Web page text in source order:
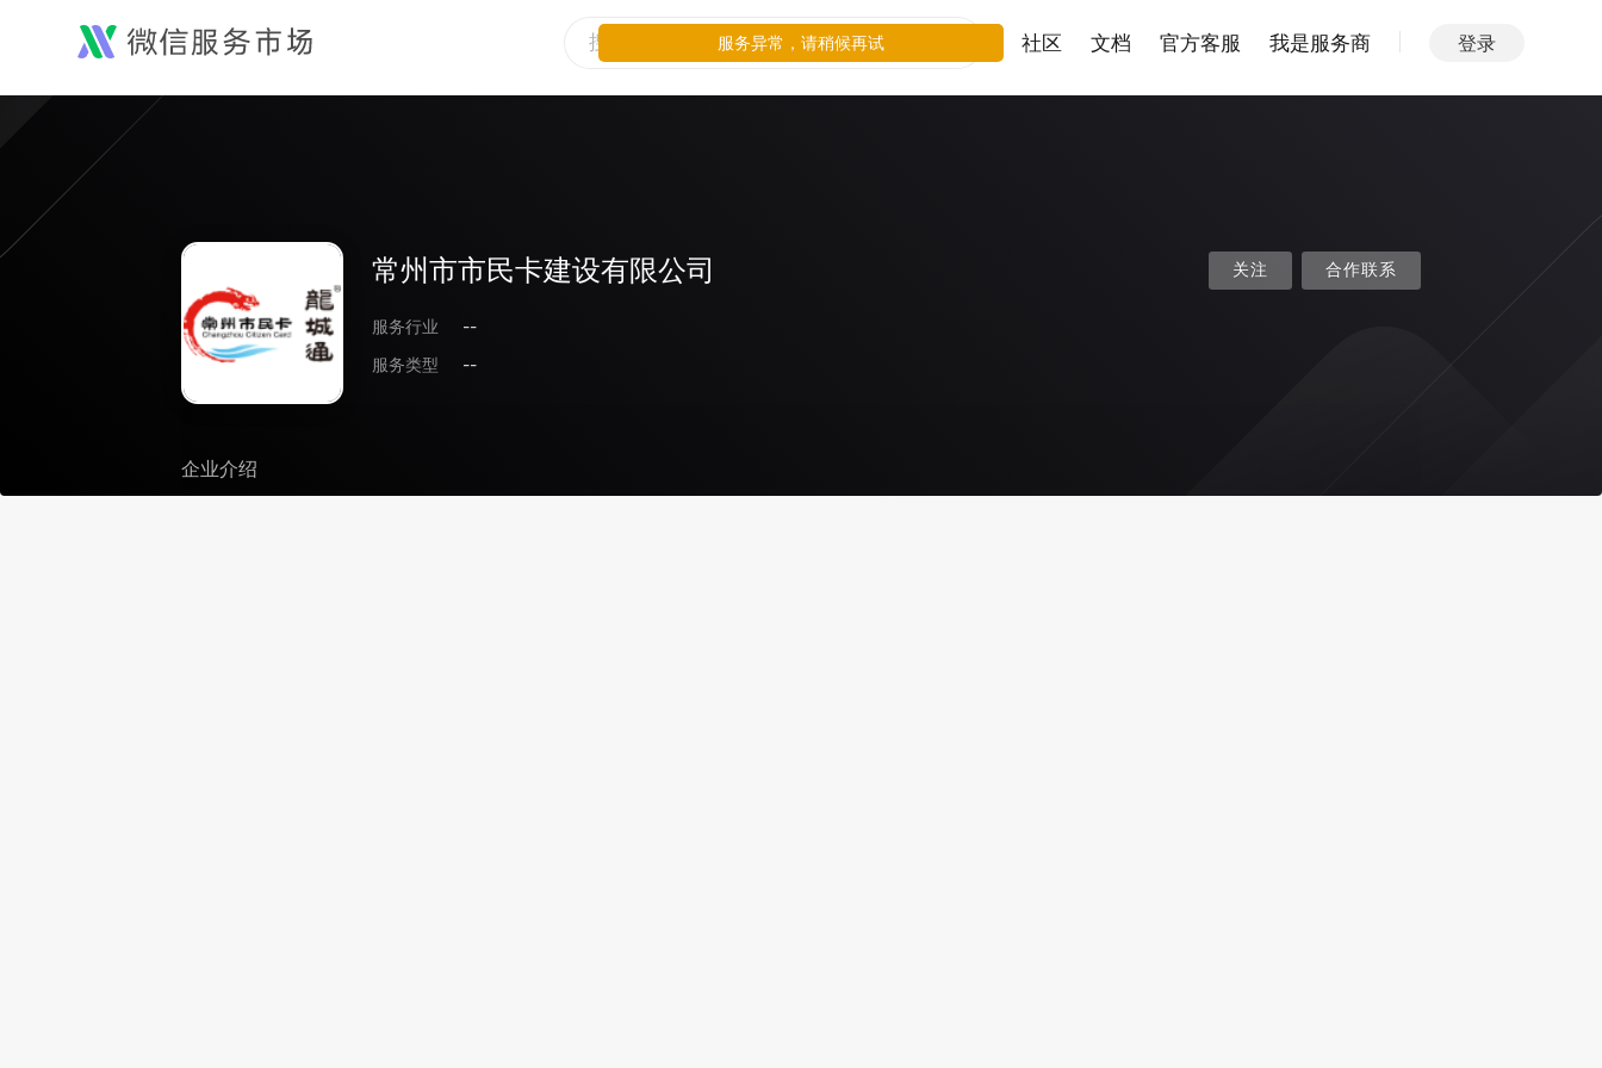
社区 文档 官方客服 我是服务商 登录
常州市市民卡建设有限公司
服务行业
--
服务类型
--
关注 合作联系
企业介绍
服务异常，请稍候再试